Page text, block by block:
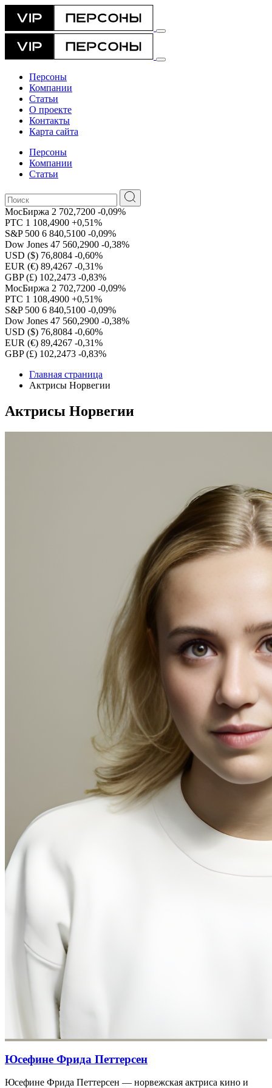
Персоны
Компании
Статьи
О проекте
Контакты
Карта сайта
Персоны
Компании
Статьи
МосБиржа 2 702,7200 -0,09%
РТС 1 108,4900 +0,51%
S&P 500 6 840,5100 -0,09%
Dow Jones 47 560,2900 -0,38%
USD ($) 76,8084 -0,60%
EUR (€) 89,4267 -0,31%
GBP (£) 102,2473 -0,83%
МосБиржа 2 702,7200 -0,09%
РТС 1 108,4900 +0,51%
S&P 500 6 840,5100 -0,09%
Dow Jones 47 560,2900 -0,38%
USD ($) 76,8084 -0,60%
EUR (€) 89,4267 -0,31%
GBP (£) 102,2473 -0,83%
Главная страница
Актрисы Норвегии
Актрисы Норвегии
Юсефине Фрида Петтерсен
Юсефине Фрида Петтерсен — норвежская актриса кино и